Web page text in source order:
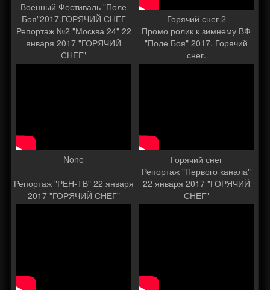
Военный Фестиваль "Поле
Боя"2017.ГОРЯЧИЙ СНЕГ
Горячий снег 2
Репортаж №2 "Москва 24" 22
января 2017 "ГОРЯЧИЙ
СНЕГ"
None
Промо ролик к зимнему ВФ
"Поле Боя" 2017. Горячий
снег.
Горячий снег
Репортаж "РЕН-ТВ" 22 января
2017 "ГОРЯЧИЙ СНЕГ"
Репортаж "Первого канала"
22 января 2017 "ГОРЯЧИЙ
СНЕГ"